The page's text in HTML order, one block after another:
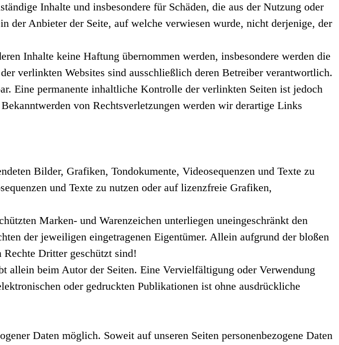
Inhalte und insbesondere für Schäden, die aus der Nutzung oder
der Anbieter der Seite, auf welche verwiesen wurde, nicht derjenige, der
Inhalte keine Haftung übernommen werden, insbesondere werden die
verlinkten Websites sind ausschließlich deren Betreiber verantwortlich.
Eine permanente inhaltliche Kontrolle der verlinkten Seiten ist jedoch
von Rechtsverletzungen werden wir derartige Links
Bilder, Grafiken, Tondokumente, Videosequenzen und Texte zu
und Texte zu nutzen oder auf lizenzfreie Grafiken,
Marken- und Warenzeichen unterliegen uneingeschränkt den
der jeweiligen eingetragenen Eigentümer. Allein aufgrund der bloßen
Dritter geschützt sind!
beim Autor der Seiten. Eine Vervielfältigung oder Verwendung
oder gedruckten Publikationen ist ohne ausdrückliche
Daten möglich. Soweit auf unseren Seiten personenbezogene Daten